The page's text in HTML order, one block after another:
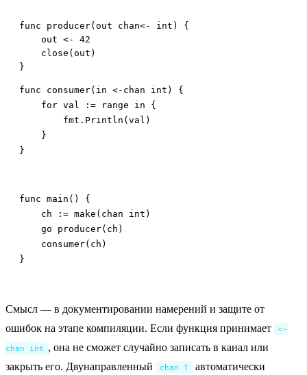
func producer(out chan<- int) {
    out <- 42
    close(out)
func consumer(in <-chan int) {
    for val := range in {
        fmt.Println(val)
    }
}
func main() {
    ch := make(chan int)
    go producer(ch)
    consumer(ch)
}
Смысл — в документировании намерений и защите от
ошибок на этапе компиляции. Если функция принимает
<-
chan int , она не сможет случайно записать в канал или
закрыть его. Двунаправленный
chan T
автоматически